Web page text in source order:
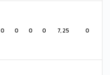
0 0 0 0 7,25 0